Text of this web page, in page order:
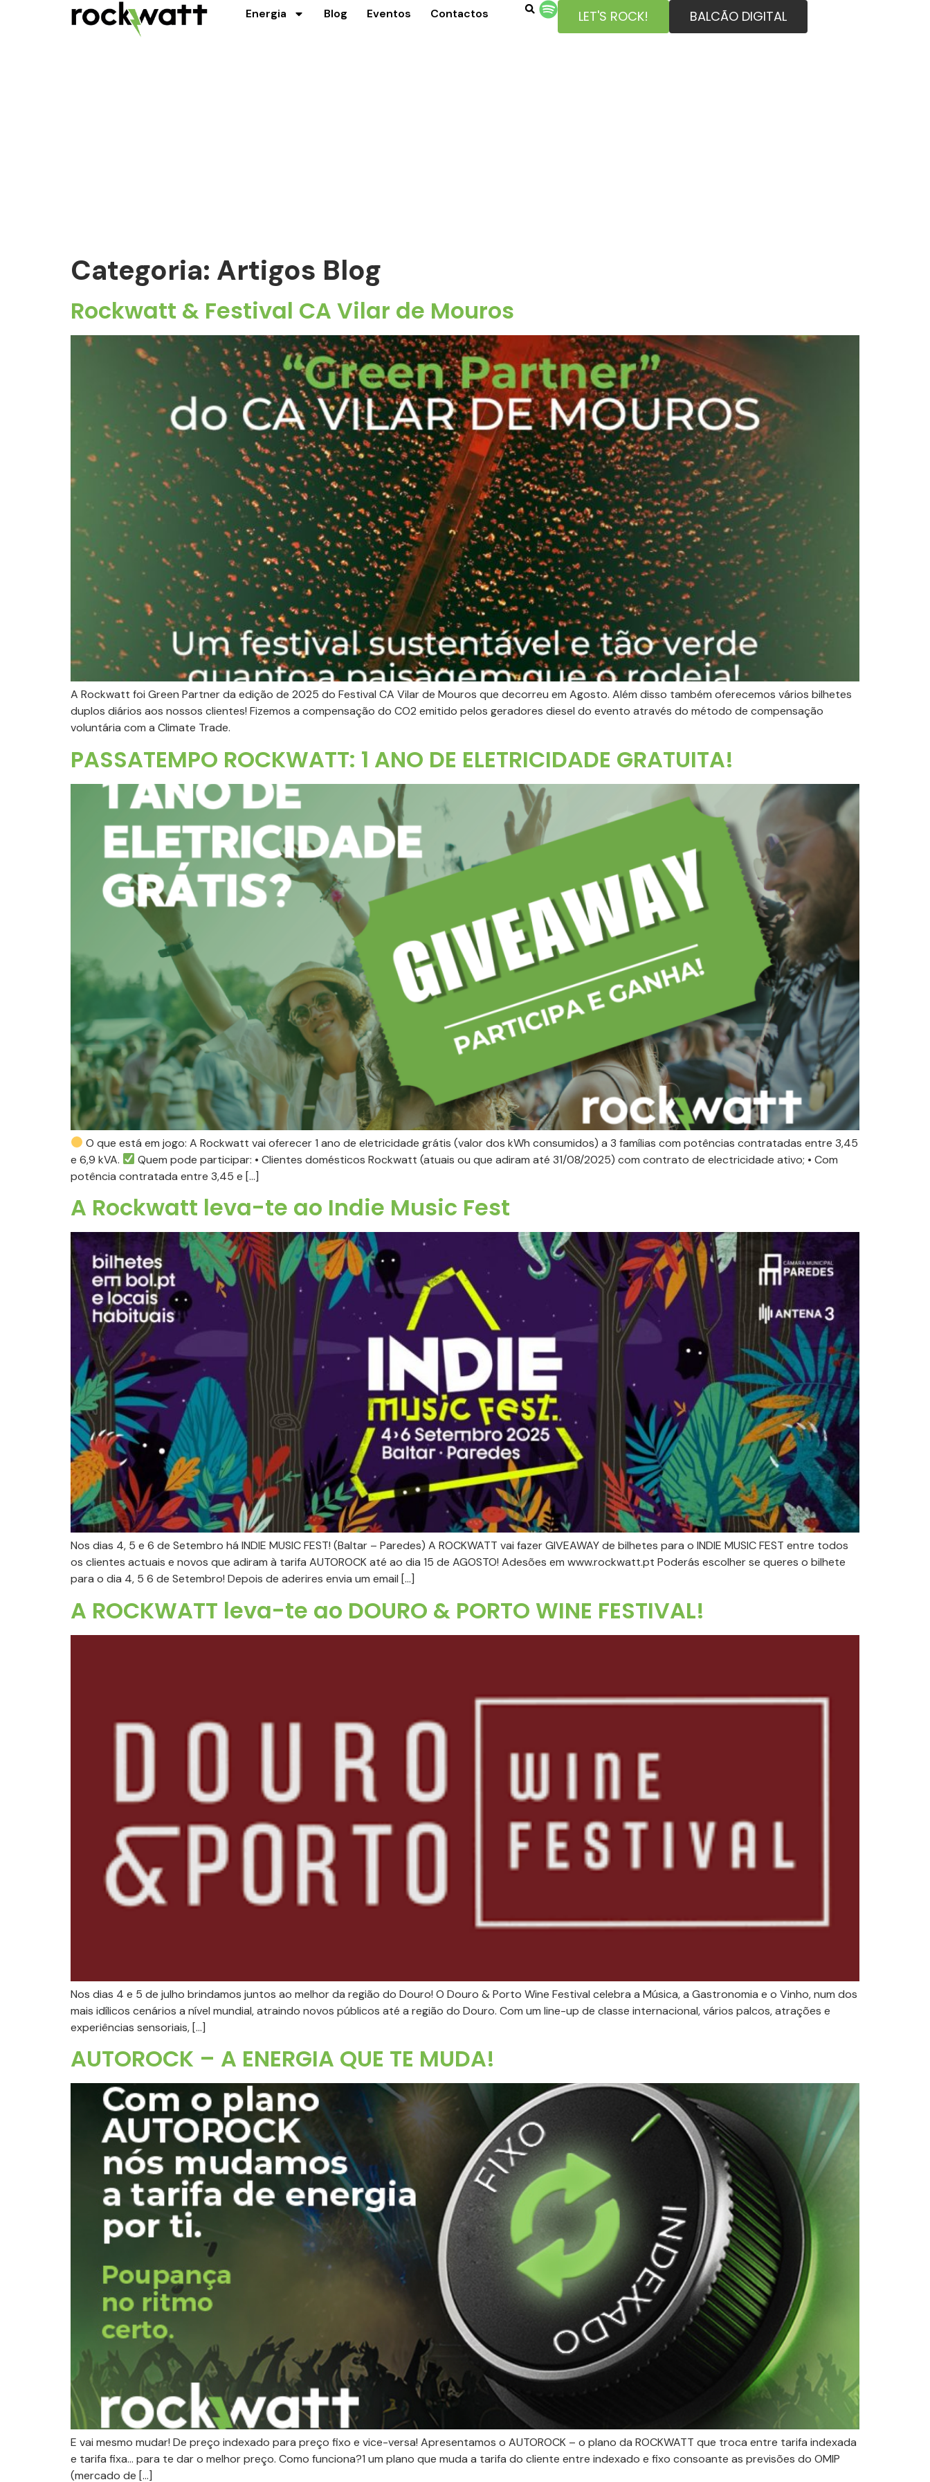
Energia Blog Eventos Contactos LET'S ROCK! BALCÃO DIGITAL
Categoria: Artigos Blog
Rockwatt & Festival CA Vilar de Mouros
A Rockwatt foi Green Partner da edição de 2025 do Festival CA Vilar de Mouros que decorreu em Agosto. Além disso também oferecemos vários bilhetes
duplos diários aos nossos clientes! Fizemos a compensação do CO2 emitido pelos geradores diesel do evento através do método de compensação
voluntária com a Climate Trade.
PASSATEMPO ROCKWATT: 1 ANO DE ELETRICIDADE GRATUITA!
O que está em jogo: A Rockwatt vai oferecer 1 ano de eletricidade grátis (valor dos kWh consumidos) a 3 famílias com potências contratadas entre 3,45
e 6,9 kVA.
Quem pode participar: • Clientes domésticos Rockwatt (atuais ou que adiram até 31/08/2025) com contrato de electricidade ativo; • Com
potência contratada entre 3,45 e […]
A Rockwatt leva-te ao Indie Music Fest
Nos dias 4, 5 e 6 de Setembro há INDIE MUSIC FEST! (Baltar – Paredes) A ROCKWATT vai fazer GIVEAWAY de bilhetes para o INDIE MUSIC FEST entre todos
os clientes actuais e novos que adiram à tarifa AUTOROCK até ao dia 15 de AGOSTO! Adesões em www.rockwatt.pt Poderás escolher se queres o bilhete
para o dia 4, 5 6 de Setembro! Depois de aderires envia um email […]
A ROCKWATT leva-te ao DOURO & PORTO WINE FESTIVAL!
Nos dias 4 e 5 de julho brindamos juntos ao melhor da região do Douro! O Douro & Porto Wine Festival celebra a Música, a Gastronomia e o Vinho, num dos
mais idílicos cenários a nível mundial, atraindo novos públicos até a região do Douro. Com um line-up de classe internacional, vários palcos, atrações e
experiências sensoriais, […]
AUTOROCK – A ENERGIA QUE TE MUDA!
E vai mesmo mudar! De preço indexado para preço fixo e vice-versa! Apresentamos o AUTOROCK – o plano da ROCKWATT que troca entre tarifa indexada
e tarifa fixa… para te dar o melhor preço. Como funciona?1 um plano que muda a tarifa do cliente entre indexado e fixo consoante as previsões do OMIP
(mercado de […]